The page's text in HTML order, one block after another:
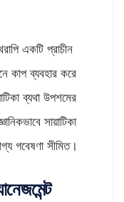
একটি প্রাচীন
কাপ ব্যবহার করে
ব্যথা উপশমের
সায়াটিকা
গবেষণা সীমিত।